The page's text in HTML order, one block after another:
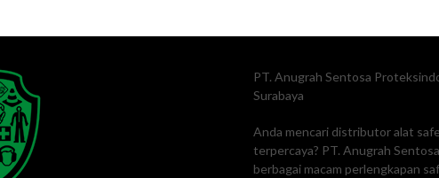
PT. Anugrah Sentosa
Surabaya
Anda mencari distributor alat
terpercaya? PT. Anugrah
berbagai macam perlengkapan